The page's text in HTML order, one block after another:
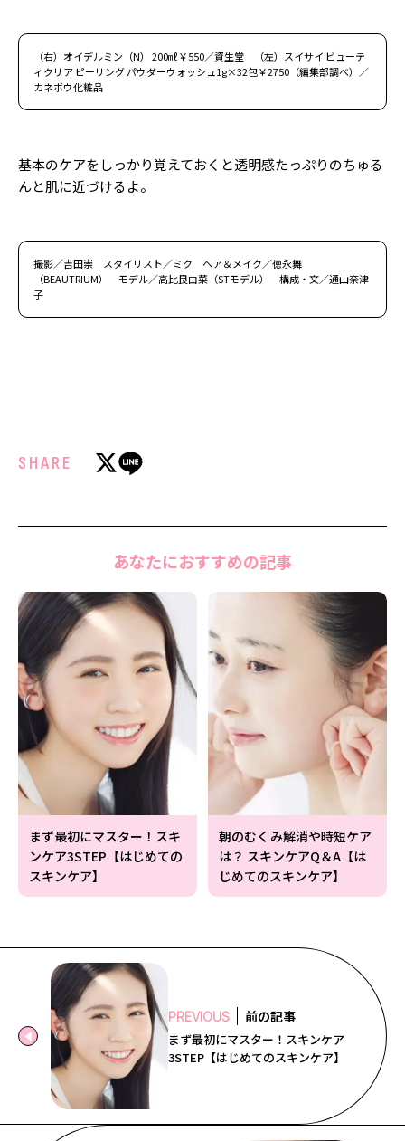
（右）オイデルミン（N） 200㎖￥550／資生堂 （左）スイサイ ビューテ
ィクリア ピーリング パウダーウォッシュ1g×32包￥2750（編集部調べ）／
カネボウ化粧品
基本のケアをしっかり覚えておくと透明感たっぷりのちゅる
んと肌に近づけるよ。
撮影／吉田崇 スタイリスト／ミク ヘア＆メイク／徳永舞
（BEAUTRIUM） モデル／高比良由菜（STモデル） 構成・文／通山奈津
子
SHARE
あなたにおすすめの記事
まず最初にマスター！スキ
ンケア3STEP【はじめての
スキンケア】
朝のむくみ解消や時短ケア
は？ スキンケアQ＆A【は
じめてのスキンケア】
PREVIOUS 前の記事
まず最初にマスター！スキンケア
3STEP【はじめてのスキンケア】